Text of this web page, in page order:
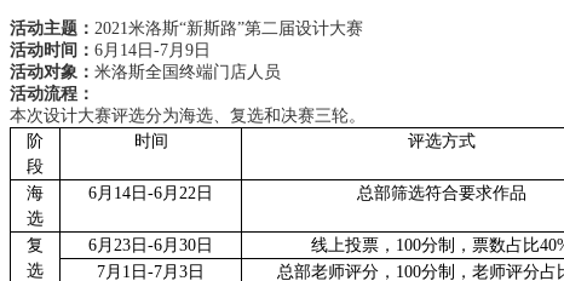
活动主题： 2021米洛斯“新斯路”第二届设计大赛
活动时间： 6月14日-7月9日
活动对象： 米洛斯全国终端门店人员
活动流程：
本次设计大赛评选分为海选、复选和决赛三轮。
阶
段
时间 评选方式
海
选
6月14日-6月22日 总部筛选符合要求作品
复
选
6月23日-6月30日 线上投票，100分制，票数占比
7月1日-7月3日
总部老师评分，100分制，老师评分占